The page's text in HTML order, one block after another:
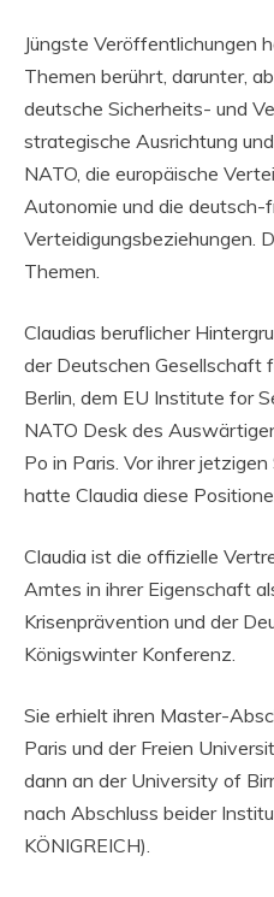
Jüngste Veröffentlichungen
Themen berührt, darunter,
deutsche Sicherheits- und
strategische Ausrichtung
NATO, die europäische
Autonomie und die deutsch-
Verteidigungsbeziehungen.
Themen.
Claudias beruflicher
der Deutschen Gesellschaft
Berlin, dem EU Institute for
NATO Desk des
Po in Paris. Vor ihrer
hatte Claudia diese
Claudia ist die offizielle
Amtes in ihrer Eigenschaft
Krisenprävention und der
Königswinter Konferenz.
Sie erhielt ihren Master-
Paris und der Freien
dann an der University of
nach Abschluss beider
KÖNIGREICH).